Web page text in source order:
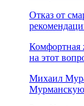
Отказ от
Комфортная
на этот
Михаил
Мурманскую